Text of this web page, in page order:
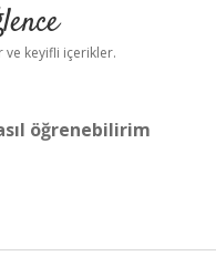
ve keyifli içerikler.
öğrenebilirim